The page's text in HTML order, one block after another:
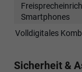
Smartphones
Volldigitales
Sicherheit &